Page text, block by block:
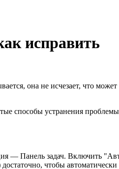
исправить
она не исчезает, что
способы устранения
— Панель задач. Включить
чтобы автоматически